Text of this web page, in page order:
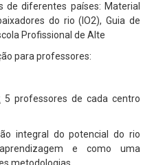
de diferentes países: Material
do rio (IO2), Guia de
Profissional de Alte
para professores:
5 professores de cada centro
integral do potencial do rio
e como uma